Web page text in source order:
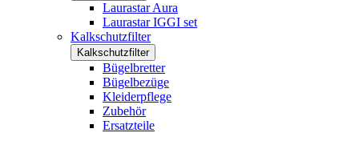
Laurastar Aura
Laurastar IGGI set
Kalkschutzfilter
Kalkschutzfilter
Bügelbretter
Bügelbezüge
Kleiderpflege
Zubehör
Ersatzteile